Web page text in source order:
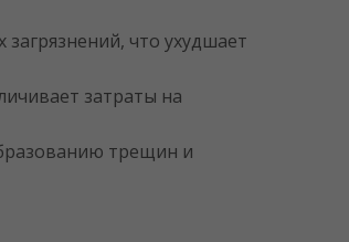
что ухудшает
затраты на
трещин и